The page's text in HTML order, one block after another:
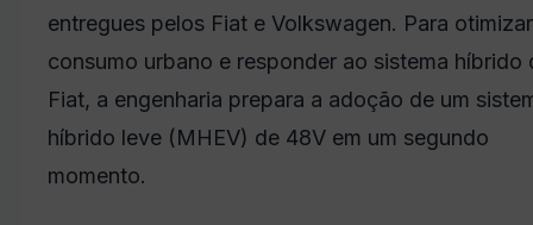
entregues pelos Fiat e Volkswagen. Para
consumo urbano e responder ao sistema híbrido
Fiat, a engenharia prepara a adoção de um
híbrido leve (MHEV) de 48V em um segundo
momento.